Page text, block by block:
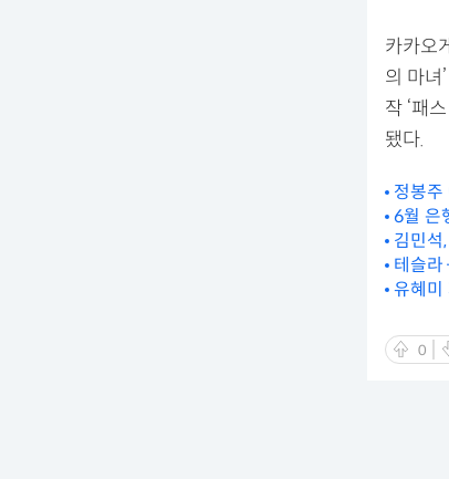
카카오
의 마녀
작 ‘패
됐다.
정봉주
6월 은
김민석
테슬라
유혜미
0